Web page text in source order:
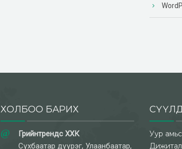
ХОЛБОО БАРИХ
Грийнтрендс ХХК
Сүхбаатар дүүрэг, Улаанбаатар,
Уур